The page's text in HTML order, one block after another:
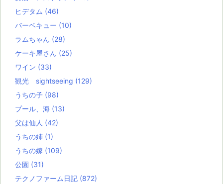
ヒデタム (46)
バーベキュー (10)
ラムちゃん (28)
ケーキ屋さん (25)
ワイン (33)
観光 sightseeing (129)
うちの子 (98)
プール、海 (13)
父は仙人 (42)
うちの姉 (1)
うちの嫁 (109)
公園 (31)
テクノファーム日記 (872)